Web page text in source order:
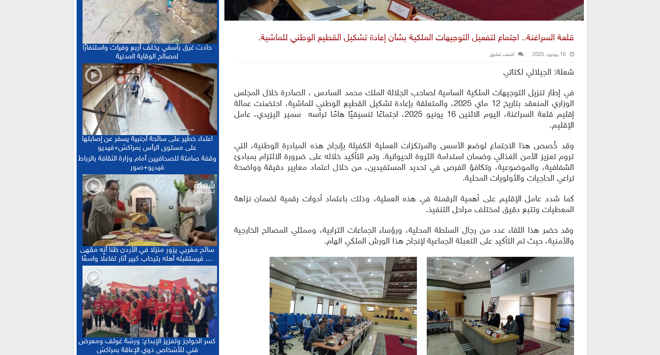
15:13 :
“حصيلة إيجابية”.. فرنسا والمغرب يعززان
التعاون الأمني والاقتصادي بمعاهدات غير مسبوقة
15:06 :
الدكتورة أمل العباسي.. نموذج للأستاذة
الجامعية التي تجمع بين التميز الأكاديمي والالتزام
التربوي
12:16 :
بعد إجراء الاستدراكية.. الإعلان عن النتائج
النهائية للبكالوريا ونسبة النجاح تتجاوز 81 في المائة
حادث غرق بآسفي يخلف أربع وفيات واستنفارًا
لمصالح الوقاية المدنية
اعتداء خطير على سائحة أجنبية يسفر عن إصابتها
على مستوى الرأس بمراكش+فيديو
وقفة صامتة للصحافيين أمام وزارة الثقافة بالرباط
فيديو+صور
سائح مغربي يزور منزلا في الأردن ظنا أنه مقهى
… فيستقبله أهله بترحاب كبير أثار تفاعلًا واسعًا
كسر الحواجز وتعزيز الإبداع: ورشة غولف ومعرض
فني للأشخاص ذوي الإعاقة بمراكش
قلعة السراغنة.. اجتماع لتفعيل التوجيهات الملكية بشأن إعادة تشكيل القطيع الوطني للماشية.
16 يونيو، 2025 اضف تعليق
شعلة: الجيلالي لكتاتي
في إطار تنزيل التوجيهات الملكية السامية لصاحب الجلالة الملك محمد السادس ، الصادرة خلال المجلس
الوزاري المنعقد بتاريخ 12 ماي 2025، والمتعلقة بإعادة تشكيل القطيع الوطني للماشية، احتضنت عمالة
إقليم قلعة السراغنة، اليوم الاثنين 16 يونيو 2025، اجتماعًا تنسيقيًا هامًا ترأسه سمير اليزيدي، عامل
الإقليم.
وقد خُصص هذا الاجتماع لوضع الأسس والمرتكزات العملية الكفيلة بإنجاح هذه المبادرة الوطنية، التي
تروم تعزيز الأمن الغذائي وضمان استدامة الثروة الحيوانية. وتم التأكيد خلاله على ضرورة الالتزام بمبادئ
الشفافية، والموضوعية، وتكافؤ الفرص في تحديد المستفيدين، من خلال اعتماد معايير دقيقة وواضحة
تراعي الحاجيات والأولويات المحلية.
كما شدد عامل الإقليم على أهمية الرقمنة في هذه العملية، وذلك باعتماد أدوات رقمية لضمان نزاهة
المعطيات وتتبع دقيق لمختلف مراحل التنفيذ.
وقد حضر هذا اللقاء عدد من رجال السلطة المحلية، ورؤساء الجماعات الترابية، وممثلي المصالح الخارجية
والأمنية، حيث تم التأكيد على التعبئة الجماعية لإنجاح هذا الورش الملكي الهام.